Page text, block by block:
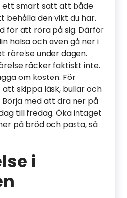
ett smart sätt att både
behålla den vikt du har.
för att röra på sig. Därför
hälsa och även gå ner i
rörelse under dagen.
räcker faktiskt inte.
om kosten. För
skippa läsk, bullar och
Börja med att dra ner på
till fredag. Öka intaget
på bröd och pasta, så
i